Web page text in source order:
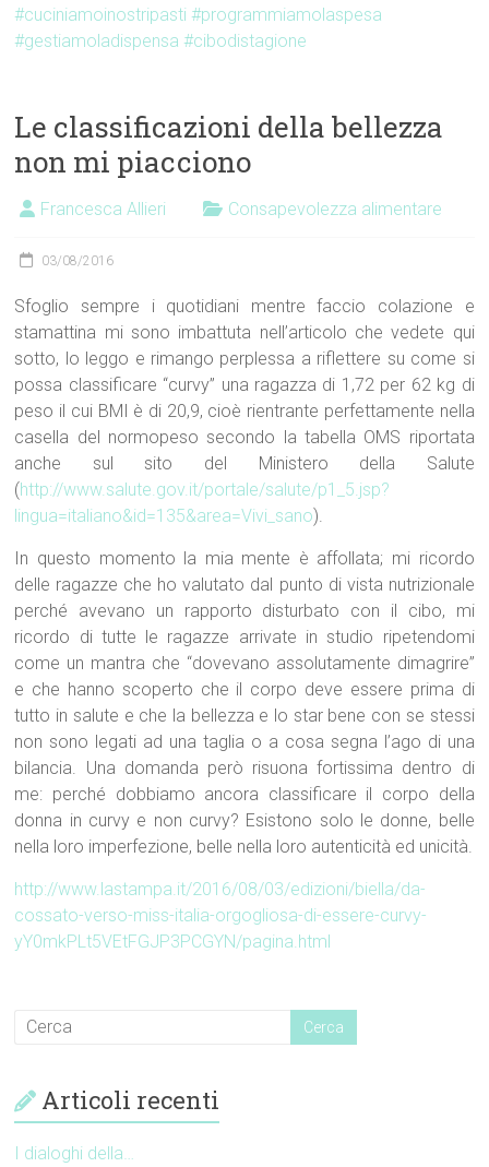
#cuciniamoinostripasti #programmiamolaspesa
#gestiamoladispensa #cibodistagione
Le classificazioni della bellezza
non mi piacciono
Francesca Allieri Consapevolezza alimentare
03/08/2016
Sfoglio sempre i quotidiani mentre faccio colazione e
stamattina mi sono imbattuta nell’articolo che vedete qui
sotto, lo leggo e rimango perplessa a riflettere su come si
possa classificare “curvy” una ragazza di 1,72 per 62 kg di
peso il cui BMI è di 20,9, cioè rientrante perfettamente nella
casella del normopeso secondo la tabella OMS riportata
anche sul sito del Ministero della Salute
(http://www.salute.gov.it/portale/salute/p1_5.jsp?
lingua=italiano&id=135&area=Vivi_sano).
In questo momento la mia mente è affollata; mi ricordo
delle ragazze che ho valutato dal punto di vista nutrizionale
perché avevano un rapporto disturbato con il cibo, mi
ricordo di tutte le ragazze arrivate in studio ripetendomi
come un mantra che “dovevano assolutamente dimagrire”
e che hanno scoperto che il corpo deve essere prima di
tutto in salute e che la bellezza e lo star bene con se stessi
non sono legati ad una taglia o a cosa segna l’ago di una
bilancia. Una domanda però risuona fortissima dentro di
me: perché dobbiamo ancora classificare il corpo della
donna in curvy e non curvy? Esistono solo le donne, belle
nella loro imperfezione, belle nella loro autenticità ed unicità.
http://www.lastampa.it/2016/08/03/edizioni/biella/da-
cossato-verso-miss-italia-orgogliosa-di-essere-curvy-
yY0mkPLt5VEtFGJP3PCGYN/pagina.html
Articoli recenti
I dialoghi della…